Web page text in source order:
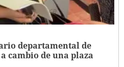
departamental de
cambio de una plaza